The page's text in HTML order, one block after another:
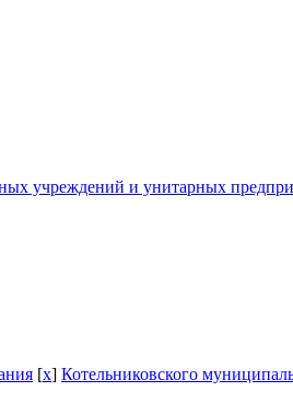
учреждений и унитарных
[x] Котельниковского